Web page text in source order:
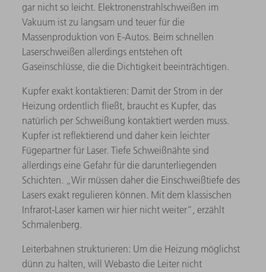
gar nicht so leicht. Elektronenstrahlschweißen im
Vakuum ist zu langsam und teuer für die
Massenproduktion von E-Autos. Beim schnellen
Laserschweißen allerdings entstehen oft
Gaseinschlüsse, die die Dichtigkeit beeinträchtigen.
Kupfer exakt kontaktieren: Damit der Strom in der
Heizung ordentlich fließt, braucht es Kupfer, das
natürlich per Schweißung kontaktiert werden muss.
Kupfer ist reflektierend und daher kein leichter
Fügepartner für Laser. Tiefe Schweißnähte sind
allerdings eine Gefahr für die darunterliegenden
Schichten. „Wir müssen daher die Einschweißtiefe des
Lasers exakt regulieren können. Mit dem klassischen
Infrarot-Laser kamen wir hier nicht weiter“, erzählt
Schmalenberg.
Leiterbahnen strukturieren: Um die Heizung möglichst
dünn zu halten, will Webasto die Leiter nicht